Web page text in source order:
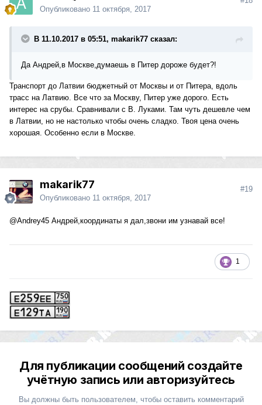
Опубликовано 11 октября, 2017
В 11.10.2017 в 05:51, makarik77 сказал:
Да Андрей,в Москве,думаешь в Питер дороже будет?!
Транспорт до Латвии бюджетный от Москвы и от Питера, вдоль
трасс на Латвию. Все что за Москву, Питер уже дорого. Есть
интерес на срубы. Сравнивали с В. Луками. Там чуть дешевле чем
в Латвии, но не настолько чтобы очень сладко. Твоя цена очень
хорошая. Особенно если в Москве.
makarik77
Опубликовано 11 октября, 2017
#19
@Andrey45 Андрей,координаты я дал,звони им узнавай все!
1
Для публикации сообщений создайте
учётную запись или авторизуйтесь
Вы должны быть пользователем, чтобы оставить комментарий